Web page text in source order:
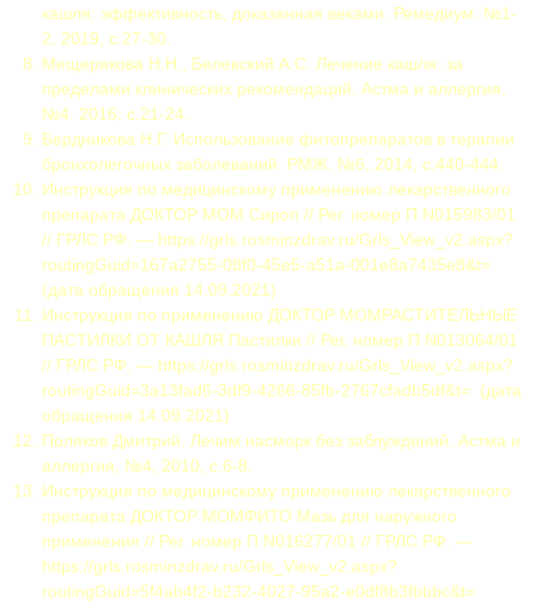
кашля: эффективность, доказанная веками. Ремедиум. №1-
2, 2019, с.27-30.
Мещерякова Н.Н., Белевский А.С. Лечение кашля: за
пределами клинических рекомендаций. Астма и аллергия,
№4, 2016, с.21-24.
Бердникова Н.Г. Использование фитопрепаратов в терапии
бронхолегочных заболеваний. РМЖ. №6, 2014, с.440-444.
Инструкция по медицинскому применению лекарственного
препарата ДОКТОР МОМ Сироп // Рег. номер П N015983/01
// ГРЛС РФ. — https://grls.rosminzdrav.ru/Grls_View_v2.aspx?
routingGuid=167a2755-08f0-45e5-a51a-001e8a7435e8&t=
(дата обращения 14.09.2021)
Инструкция по применению ДОКТОР МОМРАСТИТЕЛЬНЫЕ
ПАСТИЛКИ ОТ КАШЛЯ Пастилки // Рег. номер П N013064/01
// ГРЛС РФ. — https://grls.rosminzdrav.ru/Grls_View_v2.aspx?
routingGuid=3a13fad6-3df9-4266-85fb-2767cfadb5df&t= (дата
обращения 14.09.2021)
Поляков Дмитрий. Лечим насморк без заблуждений. Астма и
аллергия, №4, 2010, с.6-8.
Инструкция по медицинскому применению лекарственного
препарата ДОКТОР МОМФИТО Мазь для наружного
применения // Рег. номер П N016277/01 // ГРЛС РФ. —
https://grls.rosminzdrav.ru/Grls_View_v2.aspx?
routingGuid=5f4ab4f2-b232-4027-95a2-e0df8b3fbbbc&t=